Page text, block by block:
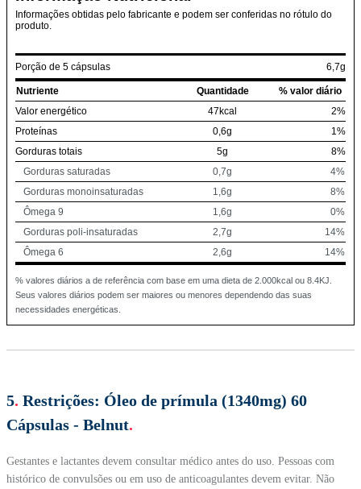
Informações obtidas pelo fabricante e podem ser conferidas no rótulo do
produto.
Porção de 5 cápsulas 6,7g
Nutriente Quantidade
% valor diário
Valor energético
47kcal
2%
Proteínas
0,6g
1%
Gorduras totais
5g
8%
Gorduras saturadas
0,7g
4%
Gorduras monoinsaturadas
1,6g
8%
Ômega 9
1,6g
0%
Gorduras poli-insaturadas
2,7g
14%
Ômega 6
2,6g 14%
% valores diários a de referência com base em uma dieta de 2.000kcal ou 8.4KJ.
Seus valores diários podem ser maiores ou menores dependendo das suas
necessidades energéticas.
5. Restrições: Óleo de prímula (1340mg) 60
Cápsulas - Belnut.
Gestantes e lactantes devem consultar médico antes do uso. Pessoas com
histórico de convulsões ou em uso de anticoagulantes devem evitar. Não